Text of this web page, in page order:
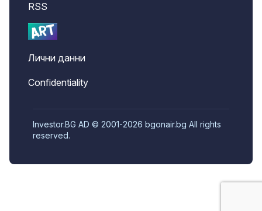
RSS
Лични данни
Confidentiality
Investor.BG AD © 2001-2026 bgonair.bg All rights
reserved.